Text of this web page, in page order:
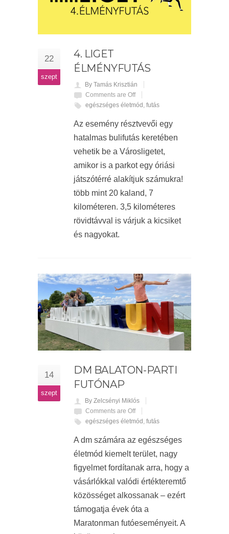
22
szept
4. LIGET
ÉLMÉNYFUTÁS
By Tamás Krisztián
Comments are Off
egészséges életmód , futás
Az esemény résztvevői egy
hatalmas bulifutás keretében
vehetik be a Városligetet,
amikor is a parkot egy óriási
játszótérré alakítjuk számukra!
több mint 20 kaland, 7
kilométeren. 3,5 kilométeres
rövidtávval is várjuk a kicsiket
és nagyokat.
14
szept
DM BALATON-PARTI
FUTÓNAP
By Zelcsényi Miklós
Comments are Off
egészséges életmód , futás
A dm számára az egészséges
életmód kiemelt terület, nagy
figyelmet fordítanak arra, hogy a
vásárlókkal valódi értékteremtő
közösséget alkossanak – ezért
támogatja évek óta a
Maratonman futóeseményeit. A